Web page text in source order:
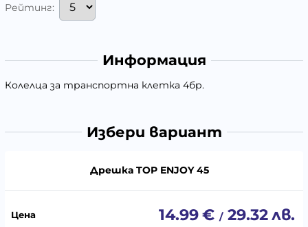
Рейтинг:
Информация
Колелца за транспортна клетка 4бр.
Избери вариант
Дрешка TOP ENJOY 45
14.99€ / 29.32лв.